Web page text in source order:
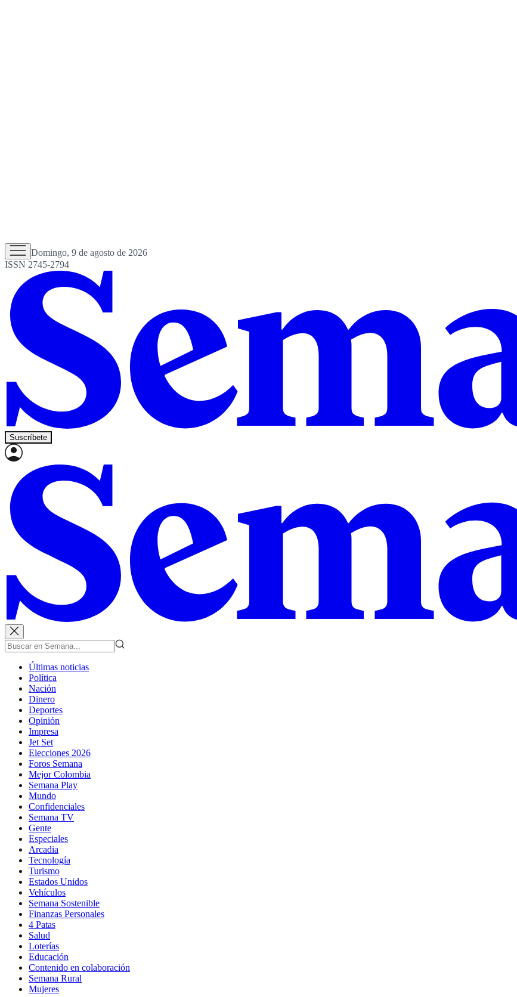
Domingo, 9 de agosto de 2026
ISSN 2745-2794
Suscríbete
Últimas noticias
Política
Nación
Dinero
Deportes
Opinión
Impresa
Jet Set
Elecciones 2026
Foros Semana
Mejor Colombia
Semana Play
Mundo
Confidenciales
Semana TV
Gente
Especiales
Arcadia
Tecnología
Turismo
Estados Unidos
Vehículos
Semana Sostenible
Finanzas Personales
4 Patas
Salud
Loterías
Educación
Contenido en colaboración
Semana Rural
Mujeres